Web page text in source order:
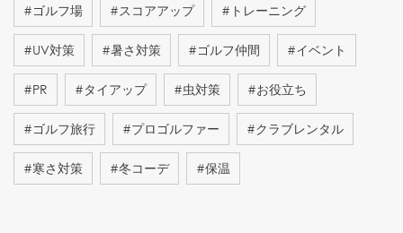
#ゴルフ場 #スコアアップ # トレーニング
#UV対策 #暑さ対策 #ゴルフ仲間 #イベント
#PR #タイアップ #虫対策 #お役立ち
#ゴルフ旅行 #プロゴルファー #クラブレンタル
#寒さ対策 #冬コーデ #保温